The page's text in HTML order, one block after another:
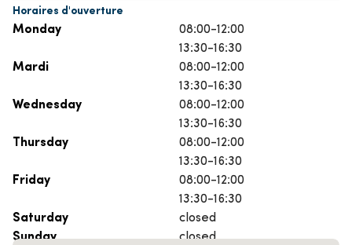
Horaires d'ouverture
Monday
08:00-12:00
13:30-16:30
Mardi
08:00-12:00
13:30-16:30
Wednesday
08:00-12:00
13:30-16:30
Thursday
08:00-12:00
13:30-16:30
Friday
08:00-12:00
13:30-16:30
Saturday closed
Sunday closed